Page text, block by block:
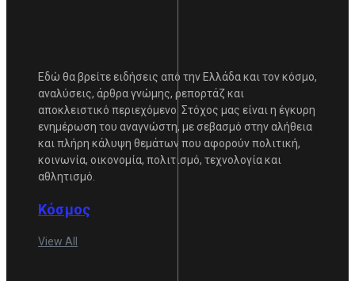
Εδώ θα βρείτε ειδήσεις από την Ελλάδα και τον κόσμο,
αναλύσεις, άρθρα γνώμης, ρεπορτάζ και
αποκλειστικό περιεχόμενο. Στόχος μας είναι η έγκυρη
ενημέρωση του αναγνώστη, με σεβασμό στην αλήθεια
και πλήρη κάλυψη θεμάτων που αφορούν πολιτική,
κοινωνία, οικονομία, πολιτισμό, τεχνολογία και
αθλητισμό.
Κόσμος
View All